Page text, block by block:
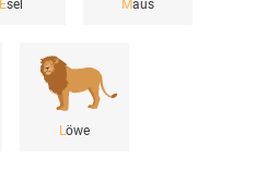
Esel Maus
Löwe